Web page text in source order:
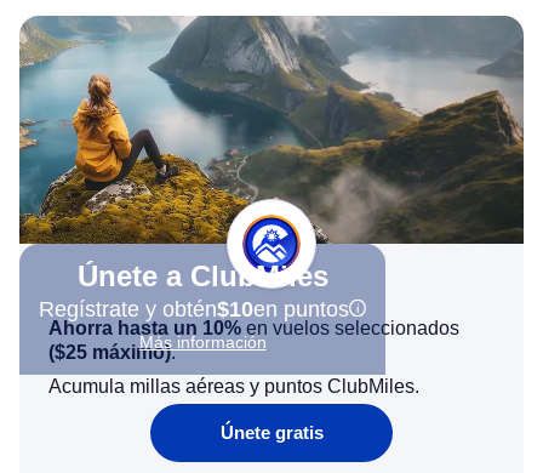
Únete a ClubMiles
Regístrate y obtén$10en puntos
Más información
Ahorra hasta un 10% en vuelos seleccionados
($25 máximo).
Acumula millas aéreas y puntos ClubMiles.
Únete gratis